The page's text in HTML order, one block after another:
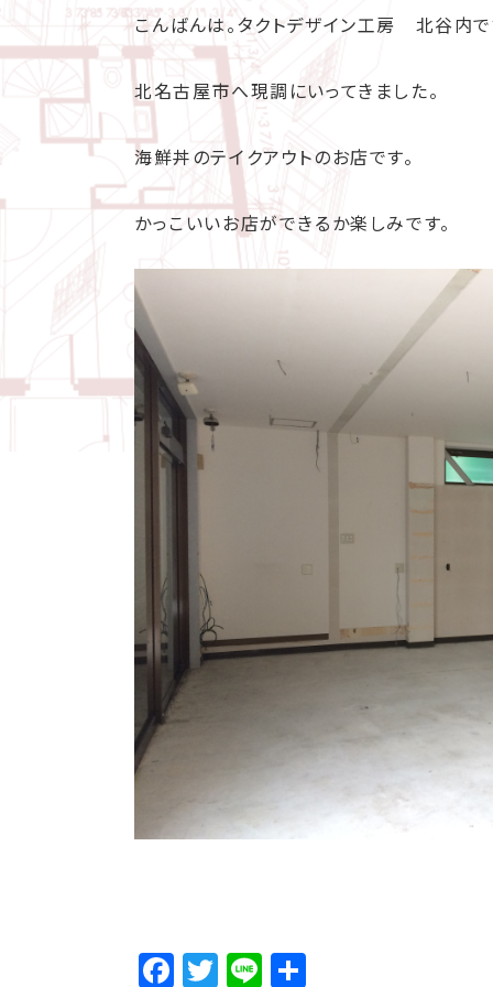
こんばんは。タクトデザイン工房 北谷内で
北名古屋市へ現調にいってきました。
海鮮丼のテイクアウトのお店です。
かっこいいお店ができるか楽しみです。
Facebook
Twitter
Line